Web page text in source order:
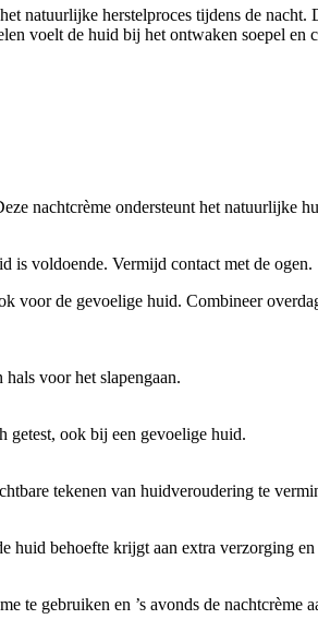
herstelproces tijdens de nacht.
voelt de huid bij het ontwaken soepel en
nachtcrème ondersteunt het natuurlijke
is voldoende. Vermijd contact met de ogen.
de gevoelige huid. Combineer
voor het slapengaan.
getest, ook bij een gevoelige huid.
tekenen van huidveroudering te
huid behoefte krijgt aan extra verzorging
te gebruiken en ’s avonds de nachtcrème